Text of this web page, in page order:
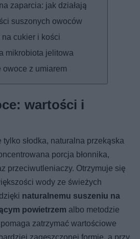
zaparcia: jak działają
suszonych owoców
na cukier i kości
mikrobiota jelitowa
z umiarem
wartości i
tylko słodka, naturalna przekąska
porcja błonnika,
przeciwutleniaczy. Otrzymuje się
wody ze świeżych
naturalnemu suszeniu na
powietrzem albo metodzie
zatrzymać wartościowe